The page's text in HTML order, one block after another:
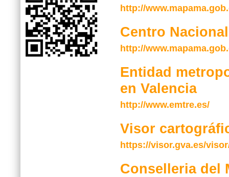
http://
Centro
http://
Entidad
en Valencia
http://www.emtre.es/
Visor
https://visor.gva.es/
Conselleria del